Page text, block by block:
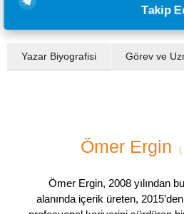
Takip
Yazar Biyografisi Görev ve
Ömer Ergin (
Ömer Ergin, 2008 yılından
alanında içerik üreten,